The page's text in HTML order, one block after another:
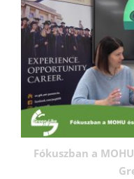
Fókuszban a